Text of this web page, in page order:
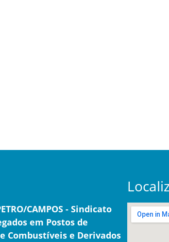
CAMPOS - Sindicato
em Postos de
Combustíveis e Derivados